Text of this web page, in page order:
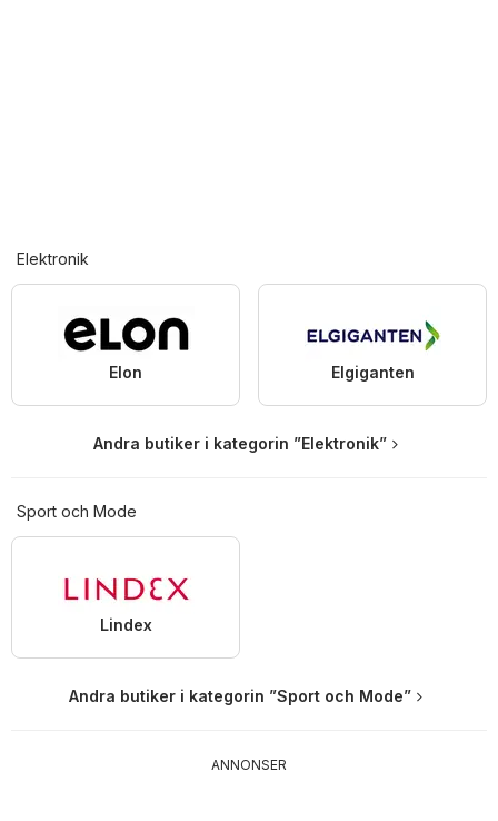
Elektronik
Elon Elgiganten
Andra butiker i kategorin ”Elektronik”
Sport och Mode
Lindex
Andra butiker i kategorin ”Sport och Mode”
ANNONSER